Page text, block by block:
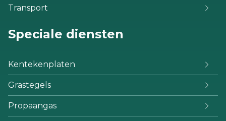
Transport
Speciale diensten
Kentekenplaten
Grastegels
Propaangas